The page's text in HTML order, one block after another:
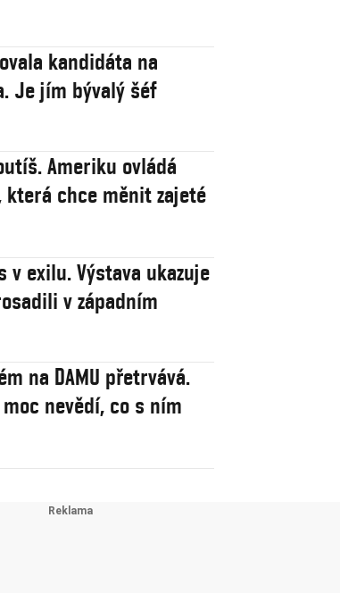
kandidáta na
Je jím bývalý šéf
Ameriku ovládá
která chce měnit zajeté
exilu. Výstava ukazuje
v západním
na DAMU přetrvává.
nevědí, co s ním